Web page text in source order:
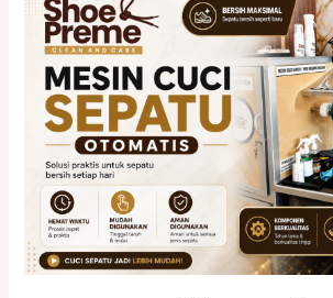
Memilih
Mesin
Cuci
Sepatu
Terbaik
yang
Tepat
untuk
Usaha